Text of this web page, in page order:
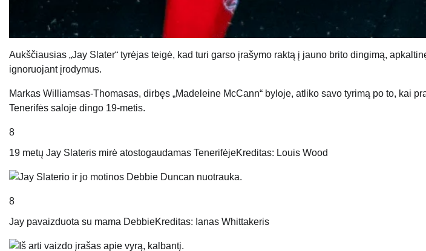
Aukščiausias „Jay Slater“ tyrėjas teigė, kad turi garso įrašymo raktą į jauno brito dingimą,
ignoruojant įrodymus.
Markas Williamsas-Thomasas, dirbęs „Madeleine McCann“ byloje, atliko savo tyrimą po to, kai
Tenerifės saloje dingo 19-metis.
8
19 metų Jay Slateris mirė atostogaudamas TenerifėjeKreditas: Louis Wood
8
Jay pavaizduota su mama DebbieKreditas: Ianas Whittakeris